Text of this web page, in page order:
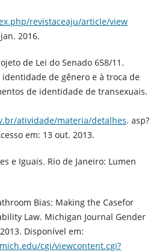
revistaceaju/article/view
2016.
de Lei do Senado 658/11.
identidade de gênero e à troca de
de identidade de transexuais.
atividade/materia/detalhes. asp?
em: 13 out. 2013.
e Iguais. Rio de Janeiro: Lumen
Bias: Making the Casefor
Law. Michigan Journal Gender
Disponível em:
cgi/viewcontent.cgi?